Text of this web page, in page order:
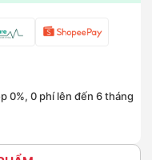
0%, 0 phí lên đến 6 tháng